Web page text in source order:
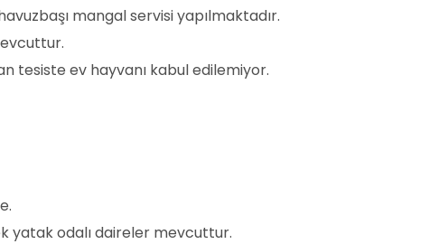
mangal servisi yapılmaktadır.
tesiste ev hayvanı kabul edilemiyor.
yatak odalı daireler mevcuttur.